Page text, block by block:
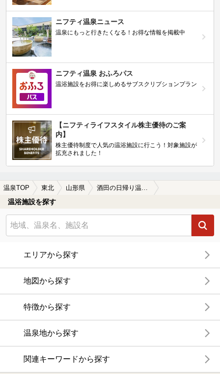
ニフティ温泉ニュース
温泉にもっと行きたくなる！お得な情報を掲載中
ニフティ温泉 おふろパス
温浴施設をお得に楽しめるサブスクリプションプラン
【ニフティライフスタイル株主優待のご案
内】
株主優待制度で人気の温浴施設に行こう！対象施設が
拡充されました！
温泉TOP 東北 山形県
温浴施設を探す
エリアから探す
地図から探す
特徴から探す
温泉地から探す
関連キーワードから探す